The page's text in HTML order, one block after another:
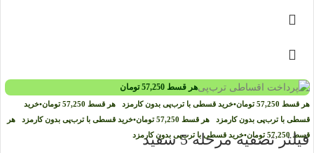
هر قسط 57,250 تومان
هر قسط 57,250 تومان•خرید قسطی با ترب‌پی بدون کارمزد هر قسط 57,250 تومان•خرید
قسطی با ترب‌پی بدون کارمزد هر قسط 57,250 تومان•خرید قسطی با ترب‌پی بدون کارمزد هر
قسط 57,250 تومان•خرید قسطی با ترب‌پی بدون کارمزدفیلتر تصفیه مرحله 5 سفید